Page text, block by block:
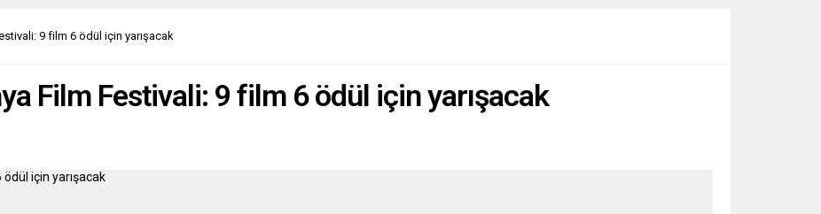
ve kaybolduğunu, Rusya...
9 film 6 ödül için yarışacak
Film Festivali: 9 film 6 ödül için yarışacak